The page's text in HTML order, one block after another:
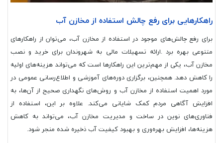
راهکارهایی برای رفع چالش استفاده از مخازن آب
برای رفع چالش‌های موجود در استفاده از مخازن آب، می‌توان از راهکارهای
متنوعی بهره برد .ارائه تسهیلات مالی به شهروندان برای خرید و نصب
مخازن آب، یکی از مهم‌ترین این راهکارها است که می‌تواند هزینه‌های اولیه
را کاهش دهد. همچنین، برگزاری دوره‌های آموزشی و اطلاع‌رسانی عمومی در
مورد اهمیت استفاده از مخازن آب و روش‌های نگهداری صحیح از آن‌ها، به
افزایش آگاهی مردم کمک شایانی می‌کند. علاوه بر این، استفاده از
فناوری‌های نوین در ساخت و مدیریت مخازن آب، می‌تواند به کاهش
هزینه‌ها، افزایش بهره‌وری و بهبود کیفیت آب ذخیره شده منجر شود.